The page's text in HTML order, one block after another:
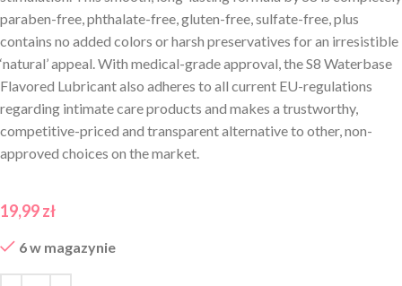
paraben-free, phthalate-free, gluten-free, sulfate-free, plus
contains no added colors or harsh preservatives for an irresistible
‘natural’ appeal. With medical-grade approval, the S8 Waterbase
Flavored Lubricant also adheres to all current EU-regulations
regarding intimate care products and makes a trustworthy,
competitive-priced and transparent alternative to other, non-
approved choices on the market.
19,99zł
6 w magazynie